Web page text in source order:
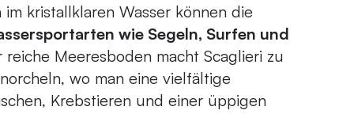
kristallklaren Wasser können die
wie Segeln, Surfen und
Meeresboden macht Scaglieri zu
wo man eine vielfältige
Krebstieren und einer üppigen